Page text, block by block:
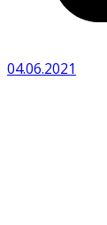
04.06.2021